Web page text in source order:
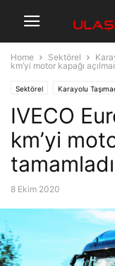
Home Sektörel
km’yi motor kapağı
Sektörel Karayolu
IVECO
km’yi
tamamladı
8 Ekim 2020